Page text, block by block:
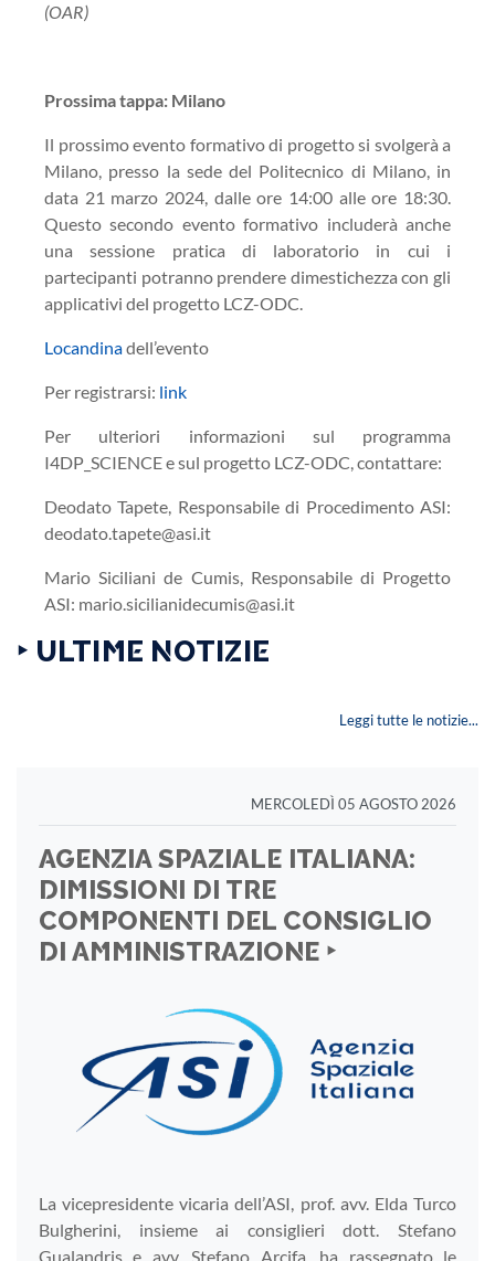
(OAR)
Prossima tappa: Milano
Il prossimo evento formativo di progetto si svolgerà a
Milano, presso la sede del Politecnico di Milano, in
data 21 marzo 2024, dalle ore 14:00 alle ore 18:30.
Questo secondo evento formativo includerà anche
una sessione pratica di laboratorio in cui i
partecipanti potranno prendere dimestichezza con gli
applicativi del progetto LCZ-ODC.
Locandinadell’evento
Per registrarsi: link
Per ulteriori informazioni sul programma
I4DP_SCIENCE e sul progetto LCZ-ODC, contattare:
Deodato Tapete, Responsabile di Procedimento ASI:
deodato.tapete@asi.it
Mario Siciliani de Cumis, Responsabile di Progetto
ASI: mario.sicilianidecumis@asi.it
‣ ULTIME NOTIZIE
Leggi tutte le notizie...
MERCOLEDÌ 05 AGOSTO 2026
AGENZIA SPAZIALE ITALIANA:
DIMISSIONI DI TRE
COMPONENTI DEL CONSIGLIO
DI AMMINISTRAZIONE ‣
La vicepresidente vicaria dell’ASI, prof. avv. Elda Turco
Bulgherini, insieme ai consiglieri dott. Stefano
Gualandris e avv. Stefano Arcifa, ha rassegnato le